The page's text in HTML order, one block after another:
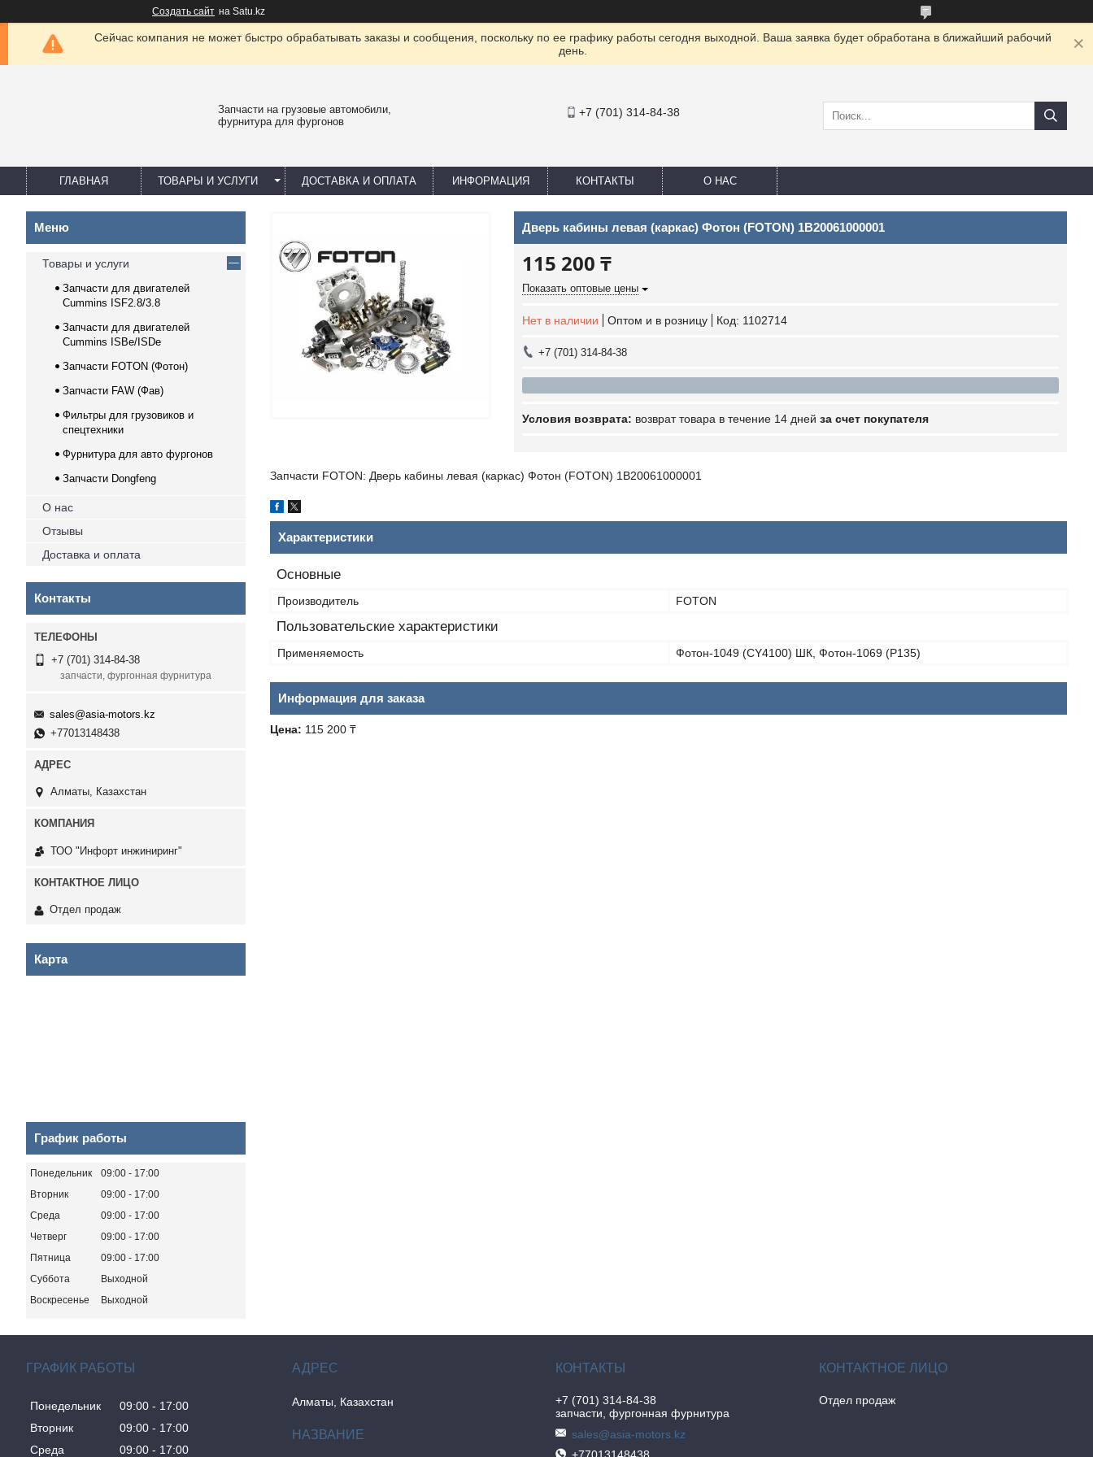
Создать сайт на Satu.kz
Сейчас компания не может быстро обрабатывать заказы и сообщения, поскольку по ее графику работы сегодня выходной. Ваша заявка будет обработана в ближайший рабочий
день.
Запчасти на грузовые автомобили,
фурнитура для фургонов
+7 (701) 314-84-38
ГЛАВНАЯ ТОВАРЫ И УСЛУГИ ДОСТАВКА И ОПЛАТА ИНФОРМАЦИЯ КОНТАКТЫ О НАС
Дверь кабины левая (каркас) Фотон (FOTON) 1B20061000001
115 200 ₸
Показать оптовые цены
Нет в наличии Оптом и в розницу Код: 1102714
+7 (701) 314-84-38
возврат товара в течение 14 дней за счет покупателя
Запчасти FOTON: Дверь кабины левая (каркас) Фотон (FOTON) 1B20061000001
Характеристики
Основные
Производитель FOTON
Пользовательские характеристики
Применяемость Фотон-1049 (CY4100) ШК, Фотон-1069 (P135)
Информация для заказа
Цена: 115 200 ₸
Товары и услуги
Запчасти для двигателей
Cummins ISF2.8/3.8
Запчасти для двигателей
Cummins ISBe/ISDe
Запчасти FOTON (Фотон)
Запчасти FAW (Фав)
Фильтры для грузовиков и
спецтехники
Фурнитура для авто фургонов
Запчасти Dongfeng
О нас
Отзывы
Доставка и оплата
Контакты
+7 (701) 314-84-38
запчасти, фургонная фурнитура
sales@asia-motors.kz
+77013148438
Алматы, Казахстан
ТОО "Инфорт инжиниринг"
Отдел продаж
Карта
График работы
Понедельник 09:00
17:00
Вторник
09:00
17:00
Среда
09:00
17:00
Четверг
09:00
17:00
Пятница
09:00
17:00
Суббота
Выходной
Воскресенье
Выходной
ГРАФИК РАБОТЫ
Понедельник 09:00
17:00
Вторник
09:00
17:00
Среда
09:00 17:00
Алматы, Казахстан
+7 (701) 314-84-38
запчасти, фургонная фурнитура
sales@asia-motors.kz
Отдел продаж